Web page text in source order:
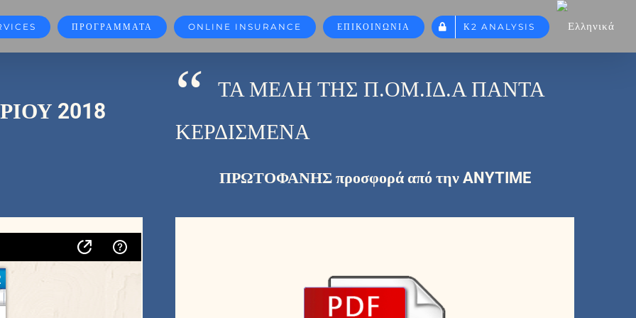
ΠΡΟΓΡΑΜΜΑΤΑ ONLINE INSURANCE ΕΠΙΚΟΙΝΩΝΙΑ Κ2 ANALYSIS
2018 “
ΤΑ ΜΕΛΗ ΤΗΣ Π.ΟΜ.ΙΔ.Α ΠΑΝΤΑ
ΚΕΡΔΙΣΜΕΝΑ
ΠΡΩΤΟΦΑΝΗΣ προσφορά από την ANYTIME